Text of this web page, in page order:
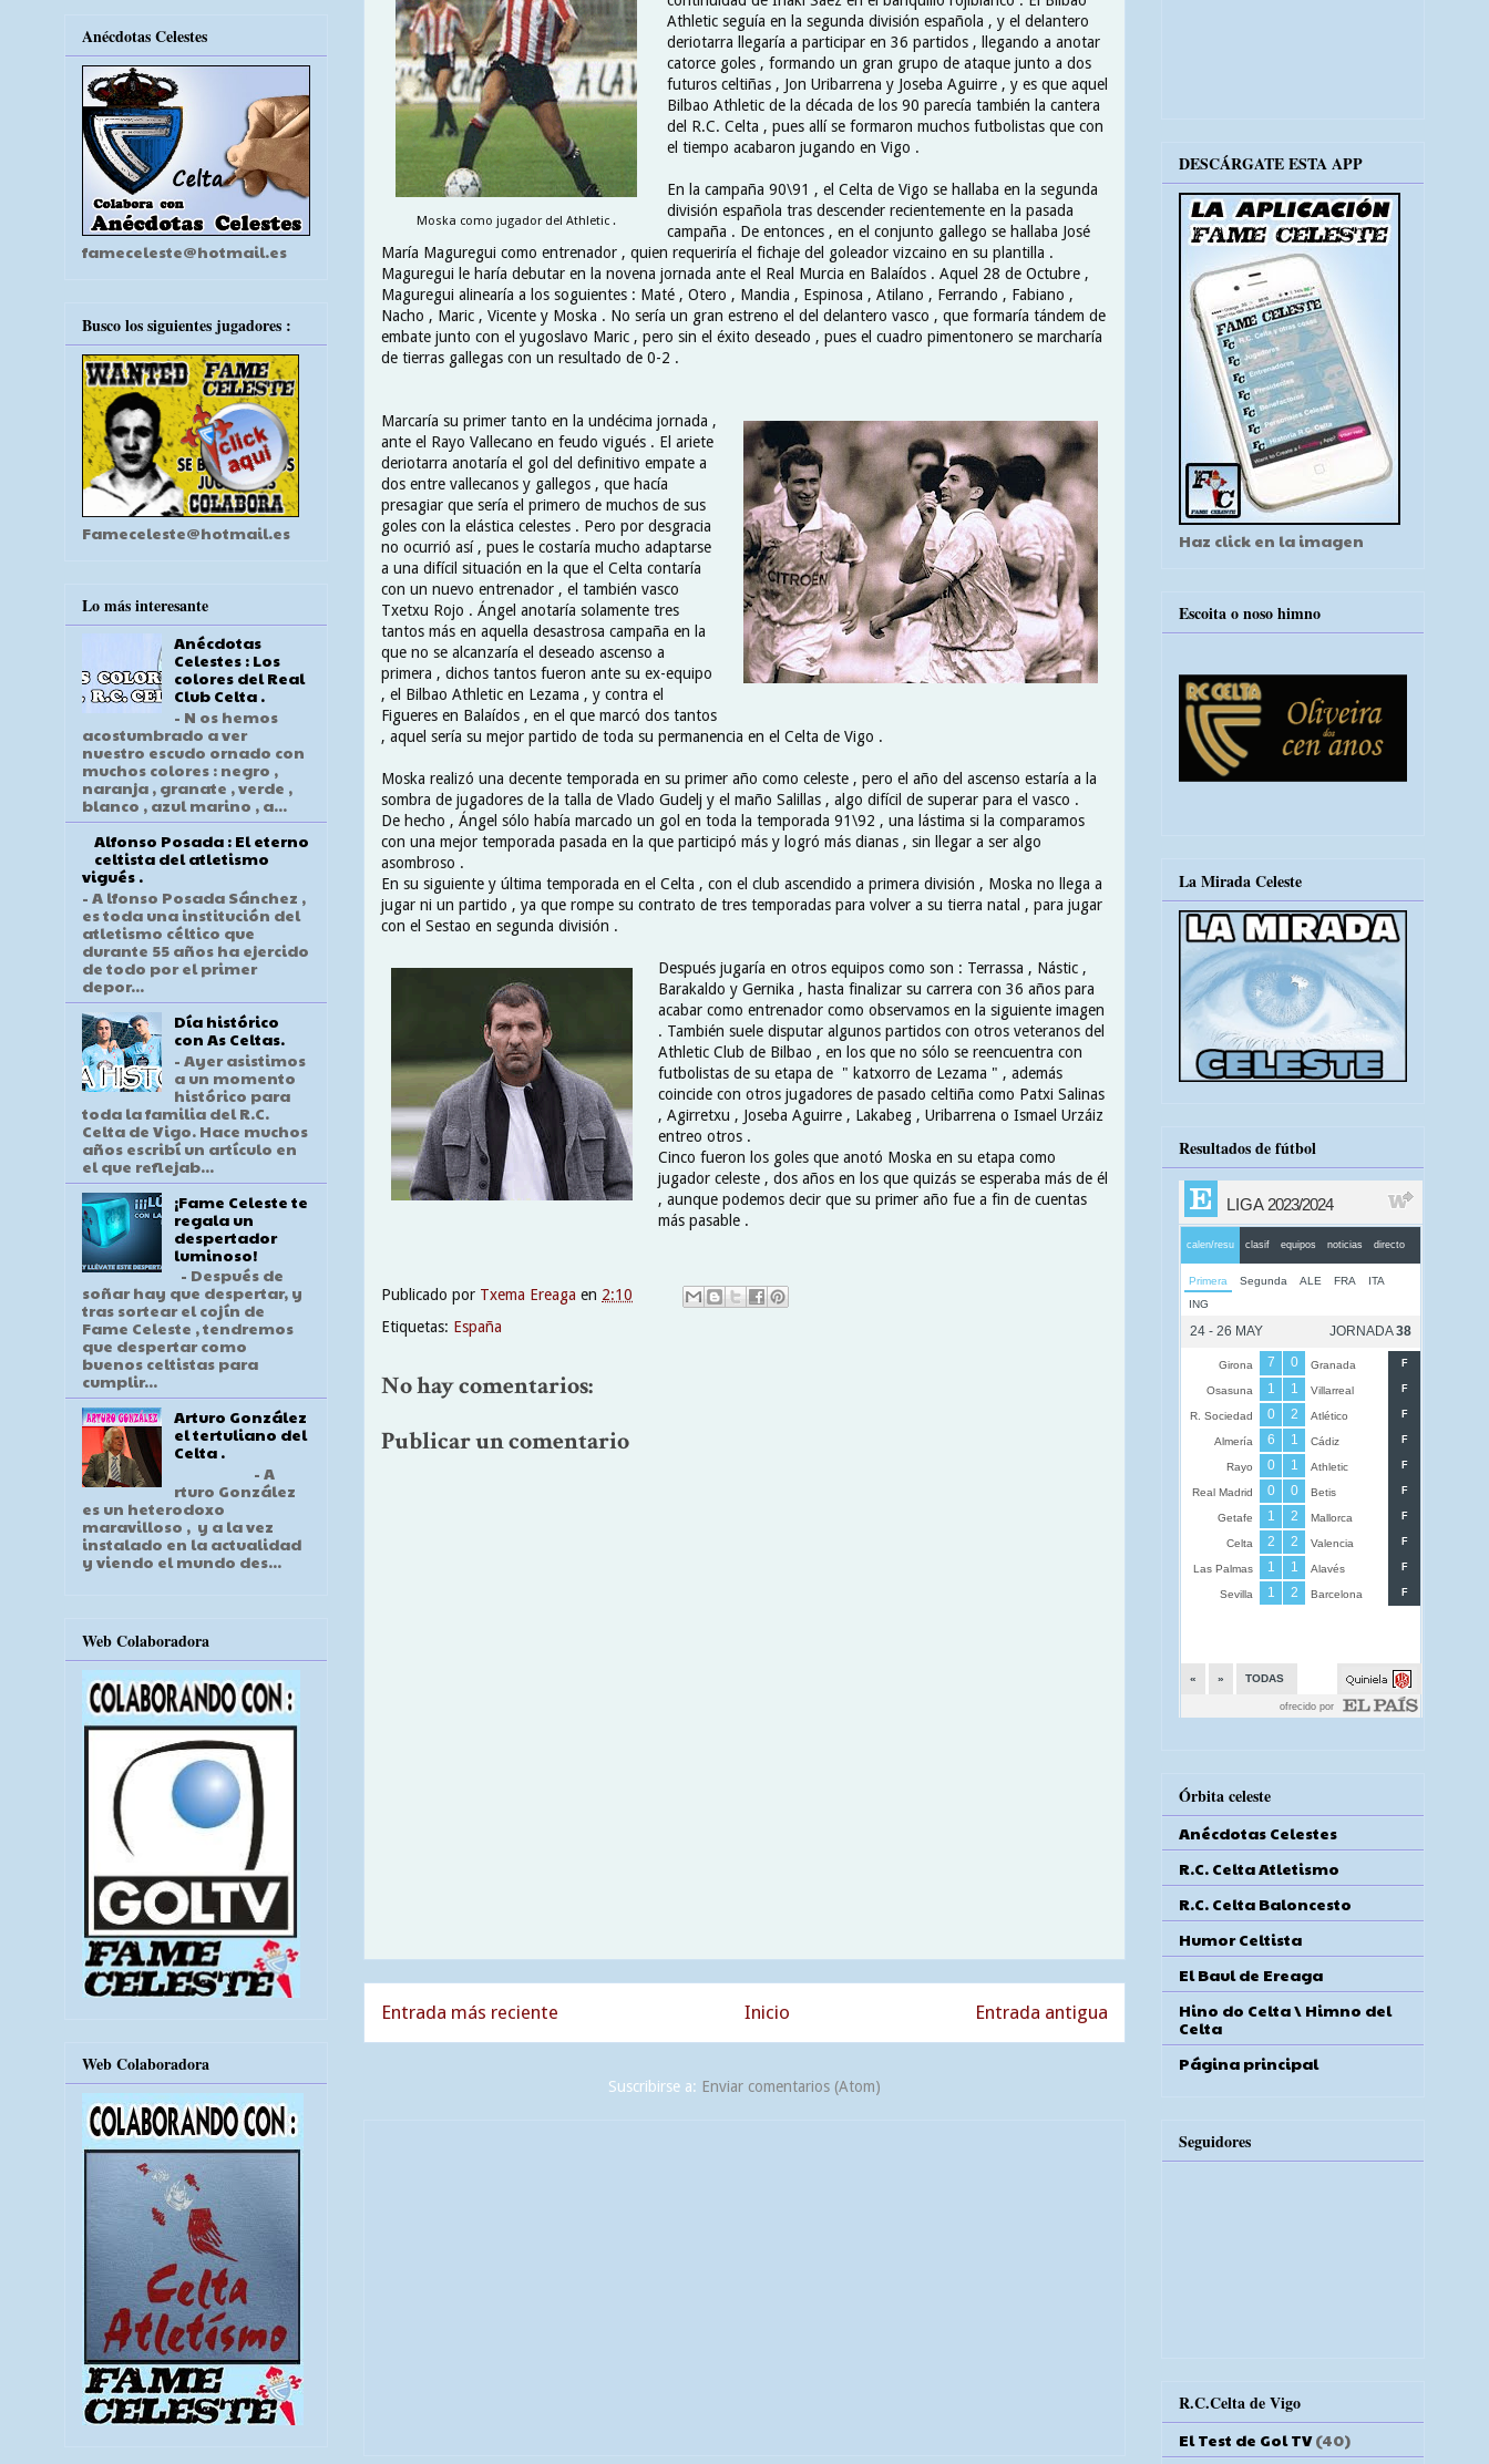
Moska como jugador del Athletic .
Athletic seguía en la segunda división española , y el delantero
deriotarra llegaría a participar en 36 partidos , llegando a anotar
catorce goles , formando un gran grupo de ataque junto a dos
futuros celtiñas , Jon Uribarrena y Joseba Aguirre , y es que aquel
Bilbao Athletic de la década de los 90 parecía también la cantera
del R.C. Celta , pues allí se formaron muchos futbolistas que con
el tiempo acabaron jugando en Vigo .
En la campaña 90\91 , el Celta de Vigo se hallaba en la segunda
división española tras descender recientemente en la pasada
campaña . De entonces , en el conjunto gallego se hallaba José
María Maguregui como entrenador , quien requeriría el fichaje del goleador vizcaino en su plantilla .
Maguregui le haría debutar en la novena jornada ante el Real Murcia en Balaídos . Aquel 28 de Octubre ,
Maguregui alinearía a los soguientes : Maté , Otero , Mandia , Espinosa , Atilano , Ferrando , Fabiano ,
Nacho , Maric , Vicente y Moska . No sería un gran estreno el del delantero vasco , que formaría tándem de
embate junto con el yugoslavo Maric , pero sin el éxito deseado , pues el cuadro pimentonero se marcharía
de tierras gallegas con un resultado de 0-2 .
Marcaría su primer tanto en la undécima jornada ,
ante el Rayo Vallecano en feudo vigués . El ariete
deriotarra anotaría el gol del definitivo empate a
dos entre vallecanos y gallegos , que hacía
presagiar que sería el primero de muchos de sus
goles con la elástica celestes . Pero por desgracia
no ocurrió así , pues le costaría mucho adaptarse
a una difícil situación en la que el Celta contaría
con un nuevo entrenador , el también vasco
Txetxu Rojo . Ángel anotaría solamente tres
tantos más en aquella desastrosa campaña en la
que no se alcanzaría el deseado ascenso a
primera , dichos tantos fueron ante su ex-equipo
, el Bilbao Athletic en Lezama , y contra el
Figueres en Balaídos , en el que marcó dos tantos
, aquel sería su mejor partido de toda su permanencia en el Celta de Vigo .
Moska realizó una decente temporada en su primer año como celeste , pero el año del ascenso estaría a la
sombra de jugadores de la talla de Vlado Gudelj y el maño Salillas , algo difícil de superar para el vasco .
De hecho , Ángel sólo había marcado un gol en toda la temporada 91\92 , una lástima si la comparamos
con una mejor temporada pasada en la que participó más y logró más dianas , sin llegar a ser algo
asombroso .
En su siguiente y última temporada en el Celta , con el club ascendido a primera división , Moska no llega a
jugar ni un partido , ya que rompe su contrato de tres temporadas para volver a su tierra natal , para jugar
con el Sestao en segunda división .
Después jugaría en otros equipos como son : Terrassa , Nástic ,
Barakaldo y Gernika , hasta finalizar su carrera con 36 años para
acabar como entrenador como observamos en la siguiente imagen
. También suele disputar algunos partidos con otros veteranos del
Athletic Club de Bilbao , en los que no sólo se reencuentra con
futbolistas de su etapa de " katxorro de Lezama " , además
coincide con otros jugadores de pasado celtiña como Patxi Salinas
, Agirretxu , Joseba Aguirre , Lakabeg , Uribarrena o Ismael Urzáiz
entreo otros .
Cinco fueron los goles que anotó Moska en su etapa como
jugador celeste , dos años en los que quizás se esperaba más de él
, aunque podemos decir que su primer año fue a fin de cuentas
más pasable .
Publicado por Txema Ereaga en 2:10
Etiquetas: España
No hay comentarios:
Publicar un comentario
Entrada más reciente Entrada antigua
Inicio
Suscribirse a: Enviar comentarios (Atom)
Anécdotas Celestes
fameceleste@hotmail.es
Busco los siguientes jugadores :
Fameceleste@hotmail.es
Lo más interesante
Anécdotas
Celestes : Los
colores del Real
Club Celta .
- N os hemos
acostumbrado a ver
nuestro escudo ornado con
muchos colores : negro ,
naranja , granate , verde ,
blanco , azul marino , a...
Alfonso Posada : El eterno
celtista del atletismo
vigués .
- A lfonso Posada Sánchez ,
es toda una institución del
atletismo céltico que
durante 55 años ha ejercido
de todo por el primer
depor...
Día histórico
con As Celtas.
- Ayer asistimos
a un momento
histórico para
toda la familia del R.C.
Celta de Vigo. Hace muchos
años escribí un artículo en
el que reflejab...
¡Fame Celeste te
regala un
despertador
luminoso!
- Después de
soñar hay que despertar, y
tras sortear el cojín de
Fame Celeste , tendremos
que despertar como
buenos celtistas para
cumplir...
Arturo González
el tertuliano del
Celta .
- A
rturo González
es un heterodoxo
maravilloso , y a la vez
instalado en la actualidad
y viendo el mundo des...
Web Colaboradora
Web Colaboradora
DESCÁRGATE ESTA APP
Haz click en la imagen
Escoita o noso himno
La Mirada Celeste
Resultados de fútbol
Órbita celeste
Anécdotas Celestes
R.C. Celta Atletismo
R.C. Celta Baloncesto
Humor Celtista
El Baul de Ereaga
Hino do Celta \ Himno del
Celta
Página principal
Seguidores
R.C.Celta de Vigo
El Test de Gol TV (40)